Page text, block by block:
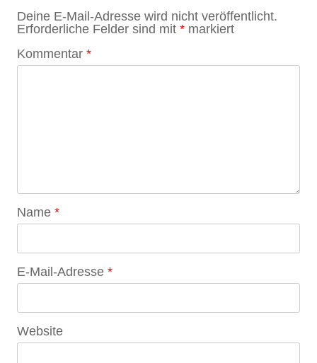
Deine E-Mail-Adresse wird nicht veröffentlicht.
Erforderliche Felder sind mit * markiert
Kommentar *
Name *
E-Mail-Adresse *
Website